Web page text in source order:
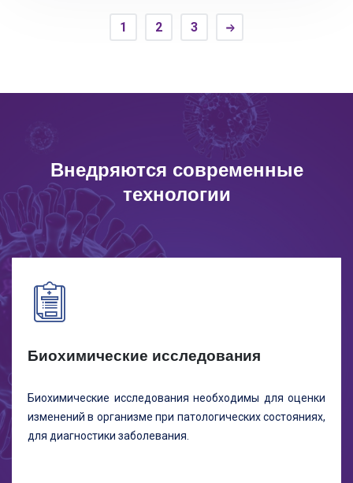
1 2 3
Внедряются современные
технологии
Биохимические исследования
Биохимические исследования необходимы для оценки
изменений в организме при патологических состояниях,
для диагностики заболевания.